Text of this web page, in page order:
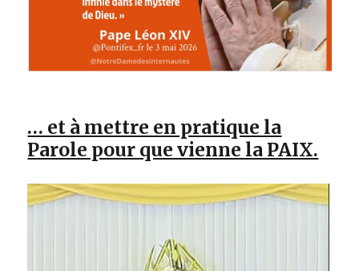
… et à mettre en pratique la
Parole pour que vienne la PAIX.